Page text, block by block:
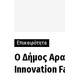
Επικαιρότητα
Ο Δήμος
Innovation